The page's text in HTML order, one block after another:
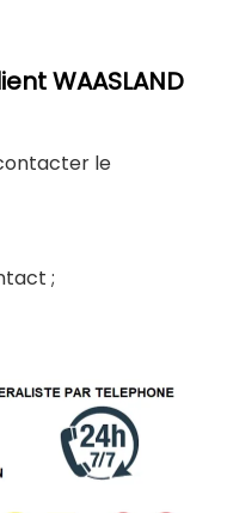
WAASLAND
le
;